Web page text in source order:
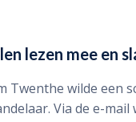
lezen mee en
Twenthe wilde een
Via de e-mail